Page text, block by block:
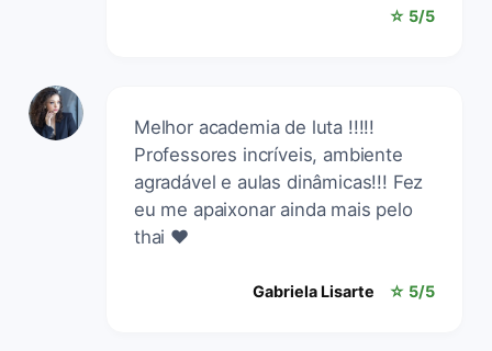
☆ 5/5
Melhor academia de luta !!!!!
Professores incríveis, ambiente
agradável e aulas dinâmicas!!! Fez
eu me apaixonar ainda mais pelo
thai ❤️
Gabriela Lisarte ☆ 5/5